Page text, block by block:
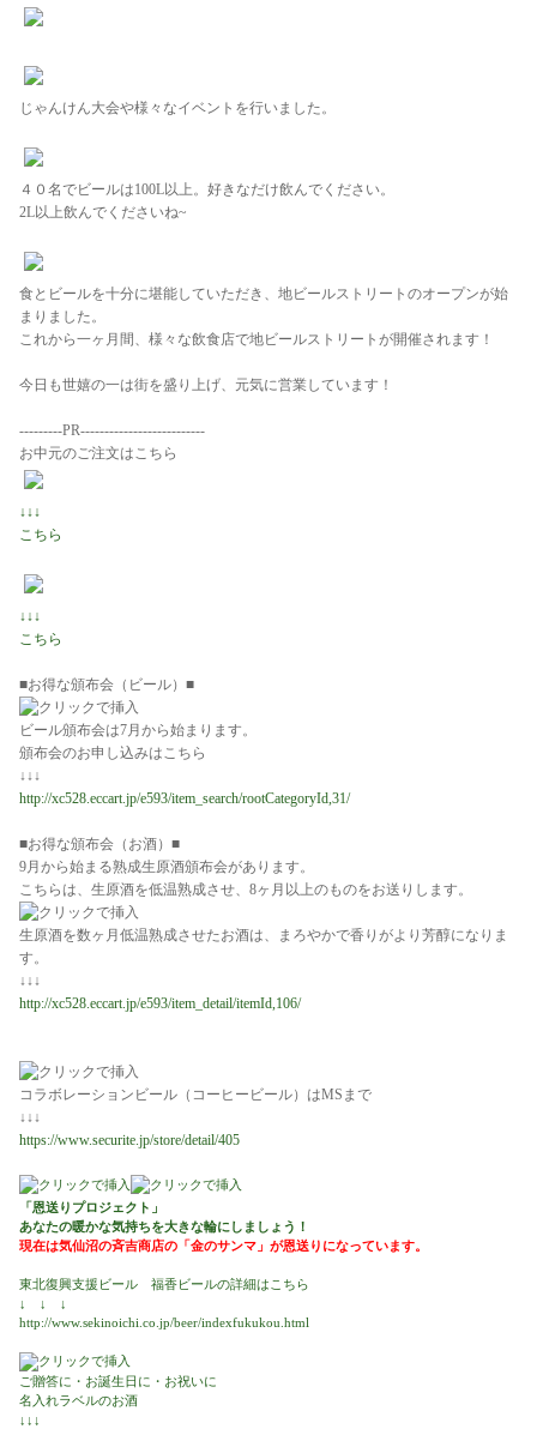
じゃんけん大会や様々なイベントを行いました。
４０名でビールは100L以上。好きなだけ飲んでください。
2L以上飲んでくださいね~
食とビールを十分に堪能していただき、地ビールストリートのオープンが始
まりました。
これから一ヶ月間、様々な飲食店で地ビールストリートが開催されます！
今日も世嬉の一は街を盛り上げ、元気に営業しています！
---------PR--------------------------
お中元のご注文はこちら
↓↓↓
こちら
↓↓↓
こちら
■お得な頒布会（ビール）■
ビール頒布会は7月から始まります。
頒布会のお申し込みはこちら
↓↓↓
http://xc528.eccart.jp/e593/item_search/rootCategoryId,31/
■お得な頒布会（お酒）■
9月から始まる熟成生原酒頒布会があります。
こちらは、生原酒を低温熟成させ、8ヶ月以上のものをお送りします。
生原酒を数ヶ月低温熟成させたお酒は、まろやかで香りがより芳醇になりま
す。
↓↓↓
http://xc528.eccart.jp/e593/item_detail/itemId,106/
コラボレーションビール（コーヒービール）はMSまで
↓↓↓
https://www.securite.jp/store/detail/405
「恩送りプロジェクト」
あなたの暖かな気持ちを大きな輪にしましょう！
現在は気仙沼の斉吉商店の「金のサンマ」が恩送りになっています。
東北復興支援ビール 福香ビールの詳細はこちら
↓ ↓ ↓
http://www.sekinoichi.co.jp/beer/indexfukukou.html
ご贈答に・お誕生日に・お祝いに
名入れラベルのお酒
↓↓↓